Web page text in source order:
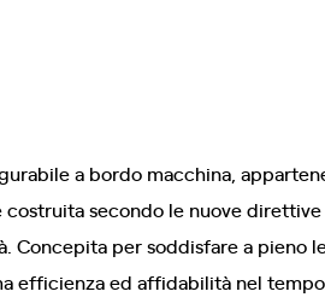
a bordo macchina,
secondo le nuove
Concepita per soddisfare a
efficienza ed affidabilità nel